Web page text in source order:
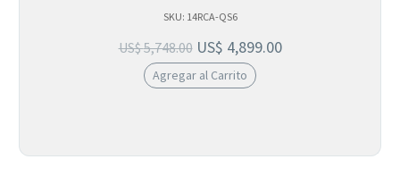
SKU: 14RCA-QS6
US$5,748.00 US$ 4,899.00
Agregar al Carrito